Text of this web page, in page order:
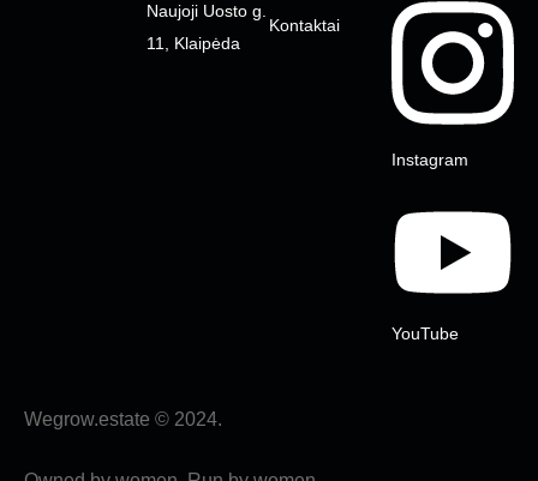
Kontaktai
Instagram
YouTube
Naujoji Uosto g.
11, Klaipėda
Wegrow.estate © 2024.